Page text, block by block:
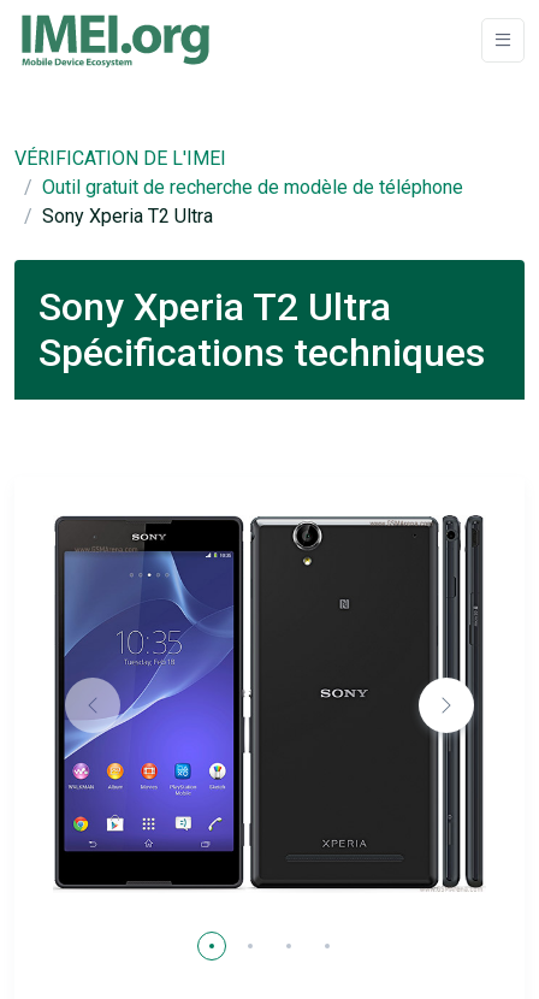
VÉRIFICATION DE L'IMEI
Outil gratuit de recherche de modèle de téléphone
Sony Xperia T2 Ultra
Sony Xperia T2 Ultra
Spécifications techniques